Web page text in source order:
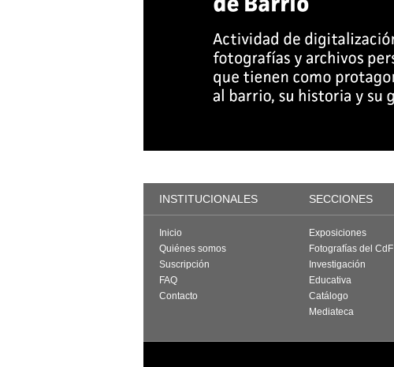
INSTITUCIONALES SECCIONES
Inicio
Quiénes somos
Suscripción
FAQ
Contacto
Exposiciones
Fotografías del CdF
Investigación
Educativa
Catálogo
Mediateca